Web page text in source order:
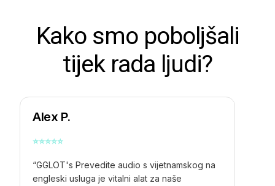
Kako smo poboljšali
tijek rada ljudi?
Alex P.
⭐⭐⭐⭐⭐
“GGLOT's Prevedite audio s vijetnamskog na
engleskiusluga je vitalni alat za naše